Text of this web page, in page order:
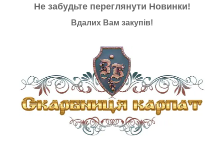
Не забудьте переглянути Новинки!
Вдалих Вам закупів!